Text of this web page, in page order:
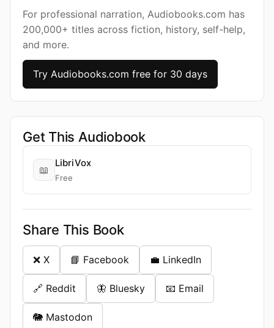
For professional narration, Audiobooks.com has
200,000+ titles across fiction, history, self-help,
and more.
Try Audiobooks.com free for 30 days
Get This Audiobook
📖
LibriVox
Free
Share This Book
❌ X 📘 Facebook 💼 LinkedIn
🔗 Reddit 🦋 Bluesky 📧 Email
🐘 Mastodon